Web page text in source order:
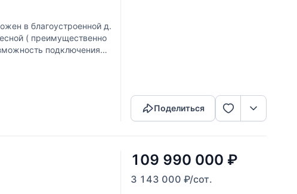
в благоустроенной д.
( преимущественно
подключения
Поделиться
109 990 000 ₽
3 143 000 ₽/сот.